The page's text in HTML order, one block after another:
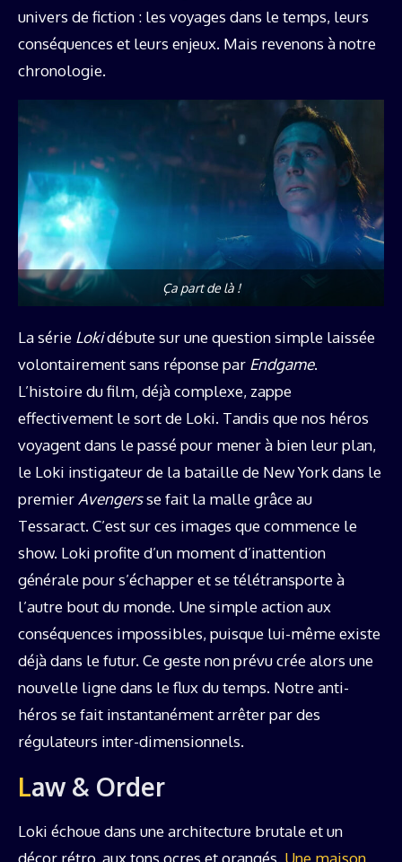
univers de fiction : les voyages dans le temps, leurs
conséquences et leurs enjeux. Mais revenons à notre
chronologie.
Ça part de là !
La série Lokidébute sur une question simple laissée
volontairement sans réponse par Endgame.
L’histoire du film, déjà complexe, zappe
effectivement le sort de Loki. Tandis que nos héros
voyagent dans le passé pour mener à bien leur plan,
le Loki instigateur de la bataille de New York dans le
premier Avengersse fait la malle grâce au
Tessaract. C’est sur ces images que commence le
show. Loki profite d’un moment d’inattention
générale pour s’échapper et se télétransporte à
l’autre bout du monde. Une simple action aux
conséquences impossibles, puisque lui-même existe
déjà dans le futur. Ce geste non prévu crée alors une
nouvelle ligne dans le flux du temps. Notre anti-
héros se fait instantanément arrêter par des
régulateurs inter-dimensionnels.
Law & Order
Loki échoue dans une architecture brutale et un
décor rétro, aux tons ocres et orangés. Une maison